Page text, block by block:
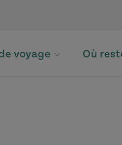
voyage Où